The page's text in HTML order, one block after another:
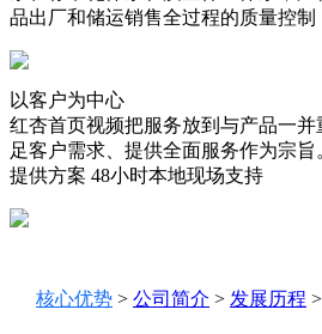
品出厂和储运销售全过程的质量控制
以客户为中心
红杏首页视频把服务放到与产品一并重
足客户需求、提供全面服务作为宗旨
提供方案 48小时本地现场支持
核心优势 > 公司简介 > 发展历程 >